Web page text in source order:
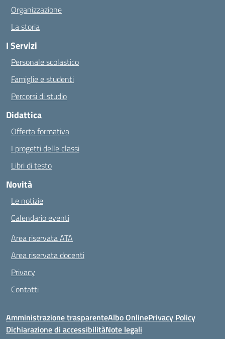
Organizzazione
La storia
I Servizi
Personale scolastico
Famiglie e studenti
Percorsi di studio
Didattica
Offerta formativa
I progetti delle classi
Libri di testo
Novità
Le notizie
Calendario eventi
Area riservata ATA
Area riservata docenti
Privacy
Contatti
Amministrazione trasparenteAlbo OnlinePrivacy Policy
Dichiarazione di accessibilitàNote legali